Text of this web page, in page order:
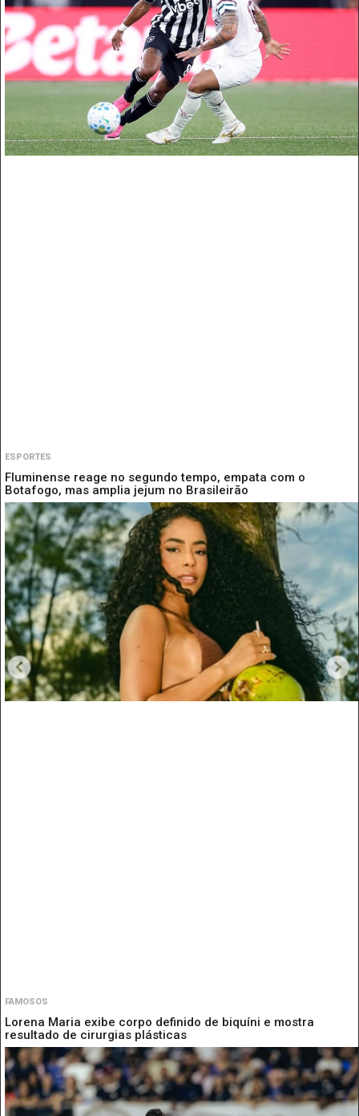
ESPORTES
Fluminense reage no segundo tempo, empata com o
Botafogo, mas amplia jejum no Brasileirão
FAMOSOS
Lorena Maria exibe corpo definido de biquíni e mostra
resultado de cirurgias plásticas